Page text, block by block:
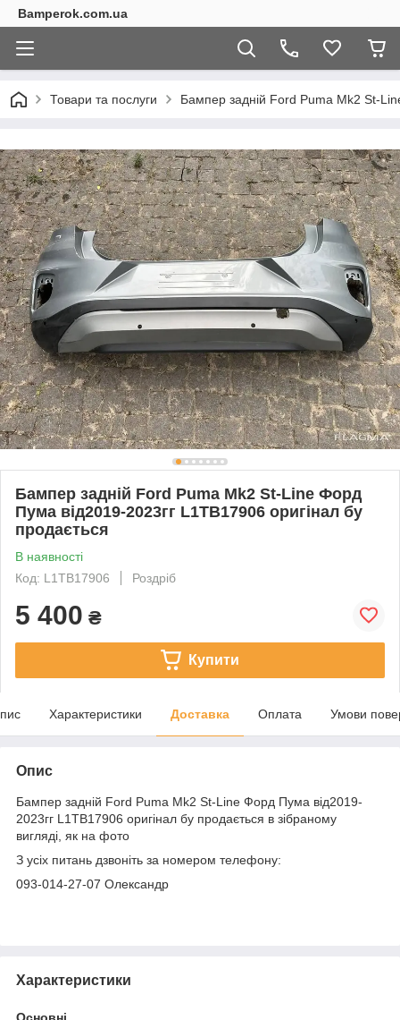
Bamperok.com.ua
Товари та послуги Бампер задній Ford Puma Mk2 St-
Бампер задній Ford Puma Mk2 St-Line Форд
Пума від2019-2023гг L1TB17906 оригінал бу
продається
В наявності
Код: L1TB17906
Роздріб
5 400 ₴
Купити
Характеристики Доставка Оплата Умови
Опис
Бампер задній Ford Puma Mk2 St-Line Форд Пума від2019-
2023гг L1TB17906 оригінал бу продається в зібраному
вигляді, як на фото
З усіх питань дзвоніть за номером телефону:
093-014-27-07 Олександр
Характеристики
Основні